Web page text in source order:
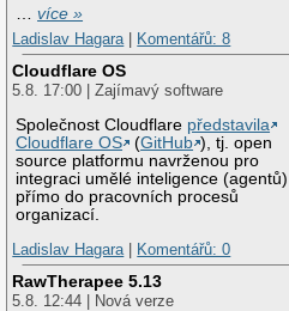
…více »
Ladislav Hagara| Komentářů: 8
Cloudflare OS
5.8. 17:00 | Zajímavý software
Společnost Cloudflare představila
Cloudflare OS
(GitHub ), tj. open
source platformu navrženou pro
integraci umělé inteligence (agentů)
přímo do pracovních procesů
organizací.
Ladislav Hagara| Komentářů: 0
RawTherapee 5.13
5.8. 12:44 | Nová verze